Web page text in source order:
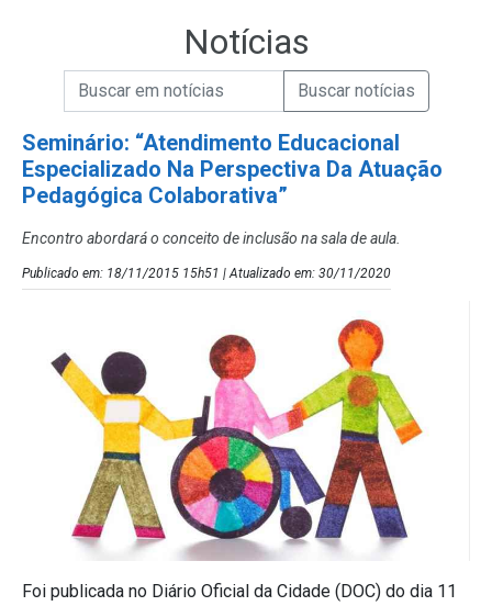
Notícias
Campo de Busca de Notícias
Campo de Busca de informaçõesEnviar a Busca de Notícias
Seminário: “Atendimento Educacional
Especializado Na Perspectiva Da Atuação
Pedagógica Colaborativa”
Encontro abordará o conceito de inclusão na sala de aula.
Publicado em: 18/11/2015 15h51 | Atualizado em: 30/11/2020
Foi publicada no Diário Oficial da Cidade (DOC) do dia 11